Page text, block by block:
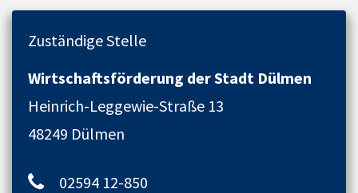
Zuständige Stelle
Wirtschaftsförderung der Stadt Dülmen
Heinrich-Leggewie-Straße 13
48249 Dülmen
02594 12-850